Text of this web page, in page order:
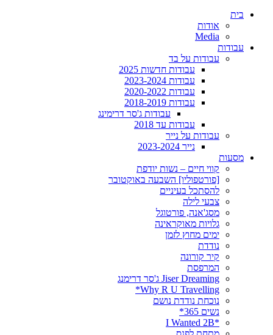
בית
אודות
Media
עבודות
עבודות על בד
עבודות חדשות 2025
עבודות 2023-2024
עבודות 2020-2022
עבודות 2018-2019
עבודות ג'סר דרימינג
עבודות עד 2018
עבודות על נייר
נייר 2023-2024
מסעות
קווי חיים – נשות יודפת
[פורטפוליו] השבעה באוקטובר
להסתכל בעיניים
צבעי לילה
מסג'אנה, פורטוגל
גלויות מאוקראינה
ימים מחוץ לזמן
נודדת
קיר קורונה
המרפסת
Jiser Dreaming ג'סר דרימנג
Why R U Travelling*
נוכחת נודדת נושם
נשים 365*
*I Wanted 2B